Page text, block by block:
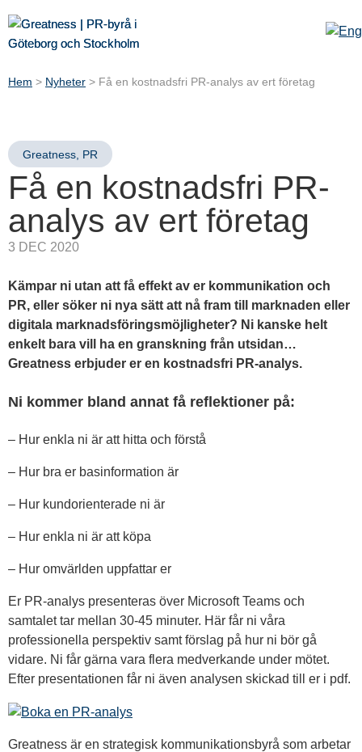
Hem > Nyheter > Få en kostnadsfri PR-analys av ert företag
Greatness PR
Få en kostnadsfri PR-
analys av ert företag
3 DEC 2020
Kämpar ni utan att få effekt av er kommunikation och
PR, eller söker ni nya sätt att nå fram till marknaden eller
digitala marknadsföringsmöjligheter? Ni kanske helt
enkelt bara vill ha en granskning från utsidan…
Greatness erbjuder er en kostnadsfri PR-analys.
Ni kommer bland annat få reflektioner på:
– Hur enkla ni är att hitta och förstå
– Hur bra er basinformation är
– Hur kundorienterade ni är
– Hur enkla ni är att köpa
– Hur omvärlden uppfattar er
Er PR-analys presenteras över Microsoft Teams och
samtalet tar mellan 30-45 minuter. Här får ni våra
professionella perspektiv samt förslag på hur ni bör gå
vidare. Ni får gärna vara flera medverkande under mötet.
Efter presentationen får ni även analysen skickad till er i pdf.
Greatness är en strategisk kommunikationsbyrå som arbetar